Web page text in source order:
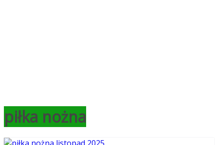
piłka nożna